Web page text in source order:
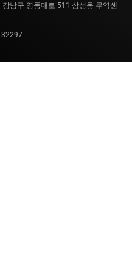
남구 영동대로 511 삼성동 무역센
32297